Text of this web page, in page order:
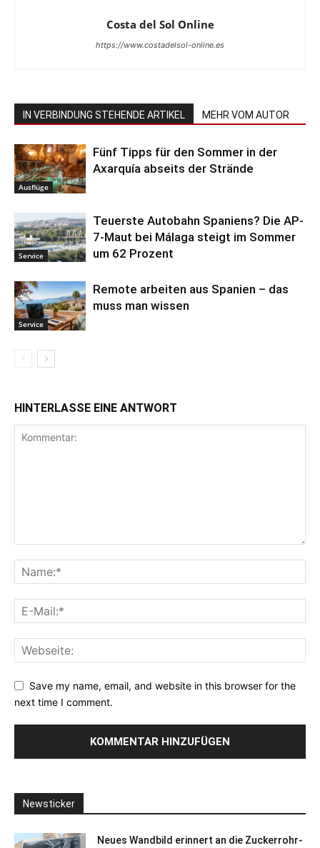
Costa del Sol Online
https://www.costadelsol-online.es
IN VERBINDUNG STEHENDE ARTIKEL MEHR VOM AUTOR
Ausflüge
Fünf Tipps für den Sommer in der
Axarquía abseits der Strände
Service
Teuerste Autobahn Spaniens? Die AP-
7-Maut bei Málaga steigt im Sommer
um 62 Prozent
Service
Remote arbeiten aus Spanien – das
muss man wissen
HINTERLASSE EINE ANTWORT
Save my name, email, and website in this browser for the
next time I comment.
Newsticker
Neues Wandbild erinnert an die Zuckerrohr-